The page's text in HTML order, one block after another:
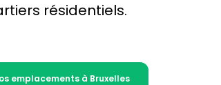
résidentiels.
emplacements à Bruxelles